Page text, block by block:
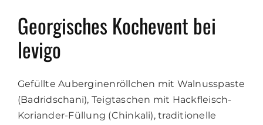
Georgisches Kochevent bei
levigo
Gefüllte Auberginenröllchen mit Walnusspaste
(Badridschani), Teigtaschen mit Hackfleisch-
Koriander-Füllung (Chinkali), traditionelle